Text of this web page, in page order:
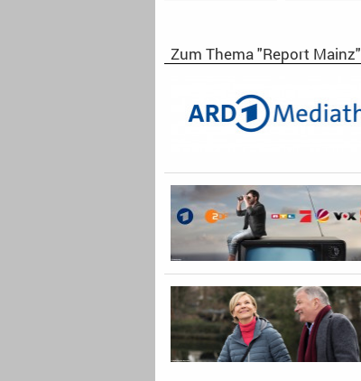
Zum Thema "Report Mainz"